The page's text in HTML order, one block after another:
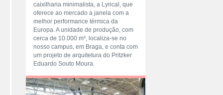
caixilharia minimalista, a Lyrical, que
oferece ao mercado a janela com a
melhor performance térmica da
Europa. A unidade de produção, com
cerca de 10.000 m², localiza-se no
nosso campus, em Braga, e conta com
um projeto de arquitetura do Pritzker
Eduardo Souto Moura.